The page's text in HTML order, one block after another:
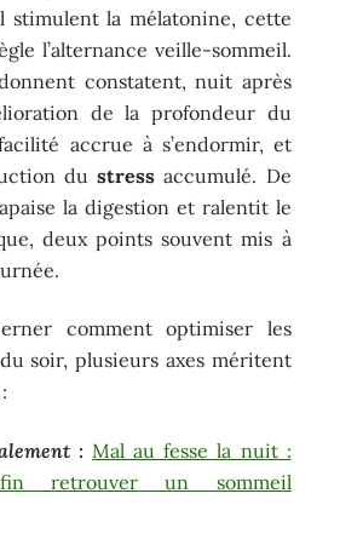
stimulent la mélatonine, cette
l’alternance veille-sommeil.
constatent, nuit après
de la profondeur du
accrue à s’endormir, et
dustress accumulé. De
la digestion et ralentit le
deux points souvent mis à
comment optimiser les
soir, plusieurs axes méritent
: Mal au fesse la nuit :
retrouver un sommeil